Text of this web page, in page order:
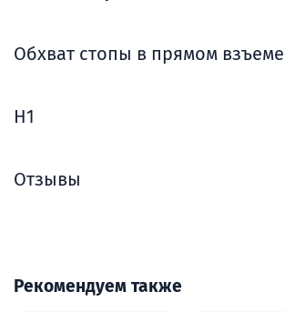
Обхват стопы в прямом взъеме
H1
Отзывы
Рекомендуем также